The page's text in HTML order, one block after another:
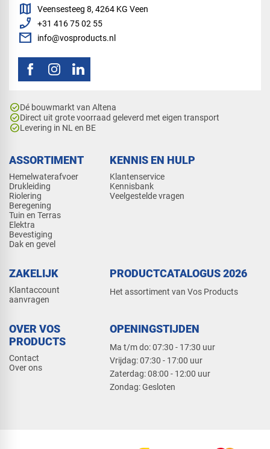
ASSORTIMENT
Hemelwaterafvoer
Drukleiding
Riolering
Beregening
Tuin en Terras
Elektra
Bevestiging
Dak en gevel
KENNIS EN HULP
Klantenservice
Kennisbank
Veelgestelde vragen
ZAKELIJK
Klantaccount
aanvragen
PRODUCTCATALOGUS 2026
Het assortiment van Vos Products
OVER VOS
PRODUCTS
Contact
Over ons
OPENINGSTIJDEN
Ma t/m do: 07:30 - 17:30 uur
​Vrijdag: 07:30 - 17:00 uur
​Zaterdag: 08:00 - 12:00 uur
​Zondag: Gesloten
map Veensesteeg 8, 4264 KG Veen
phone_enabled +31 416 75 02 55
mail info@vosproducts.nl
check_circleDé bouwmarkt van Altena
check_circleDirect uit grote voorraad geleverd met eigen transport
check_circleLevering in NL en BE